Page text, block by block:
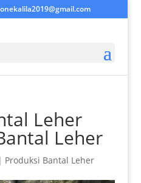
Leher
Leher
Produksi Bantal Leher